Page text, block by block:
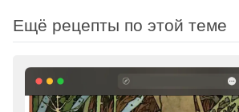
Ещё рецепты по этой теме